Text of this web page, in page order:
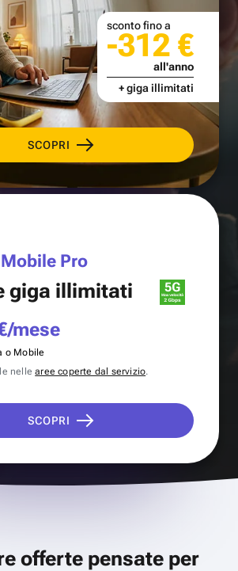
SCOPRI
sconto fino a
-312 €
all'anno
+ giga illimitati
Pro
giga illimitati
mese
o Mobile
nellearee coperte dal servizio.
SCOPRI
offerte pensate per